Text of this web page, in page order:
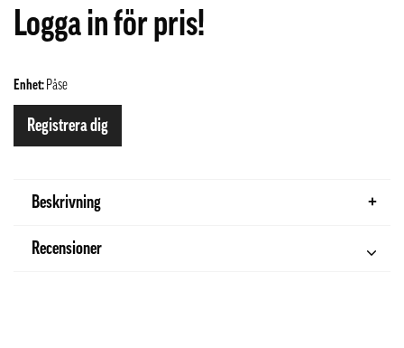
Logga in för pris!
Enhet: Påse
Registrera dig
Beskrivning
Recensioner